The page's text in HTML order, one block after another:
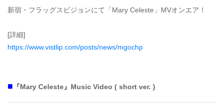
新宿・フラッグスビジョンにて「Mary Celeste」MVオンエア！
[詳細]
https://www.vistlip.com/posts/news/mgochp
■ 『Mary Celeste』Music Video ( short ver. )